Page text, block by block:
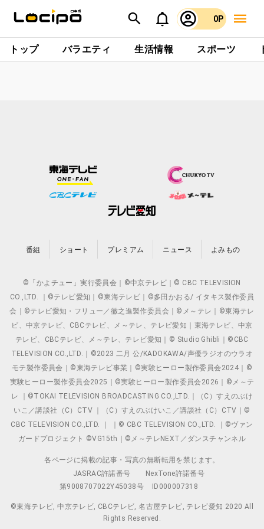
0P
トップ バラエティ 生活情報 スポーツ
番組 ショート プレミアム ニュース よみもの
©「かよチュー」実行委員会｜©中京テレビ｜© CBC TELEVISION
CO.,LTD. ｜©テレビ愛知｜©東海テレビ｜©多田かおる/ イタキス製作委員
会｜©テレビ愛知・フリュー／徹之進製作委員会｜©メ～テレ｜©東海テレ
ビ、中京テレビ、CBCテレビ、メ～テレ、テレビ愛知｜東海テレビ、中京
テレビ、CBCテレビ、メ～テレ、テレビ愛知｜© Studio Ghibli｜©CBC
TELEVISION CO.,LTD.｜©2023 二月 公/KADOKAWA/声優ラジオのウラオ
モテ製作委員会｜©東海テレビ事業｜©実験ヒーロー製作委員会2024｜©
実験ヒーロー製作委員会2025｜©実験ヒーロー製作委員会2026｜©メ～テ
レ ｜©TOKAI TELEVISION BROADCASTING CO.,LTD.｜（C）すえのぶけ
いこ／講談社（C）CTV ｜（C）すえのぶけいこ／講談社（C）CTV｜©
CBC TELEVISION CO.,LTD. ｜ ｜© CBC TELEVISION CO.,LTD. ｜©ヴァン
ガードプロジェクト ©VG15th｜©メ～テレNEXT／ダンスチャンネル
各ページに掲載の記事・写真の無断転用を禁じます。
JASRAC許諾番号
NexTone許諾番号
第9008707022Y45038号
ID000007318
©東海テレビ, 中京テレビ, CBCテレビ, 名古屋テレビ, テレビ愛知 2020 All
Rights Reserved.